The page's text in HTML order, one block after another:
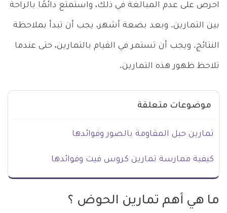
احرص على عدم المبالغة في ذلك، واستمتع دائمًا بالراحة
بين التمارين. وبعد بضعة أشهر، يجب أن تبدأ بملاحظة
النتائج. ويجب أن تستمر في القيام بالتمارين، حتى عندما
تلاحظ ظهور هذه التمارين.
موضوعات متعلقة
تمارين حبل المقاومة بالصور وفوائدها
كيفية ممارسة تمارين كروس فيت وفوائدها
ما هي أهم تمارين الحوض ؟